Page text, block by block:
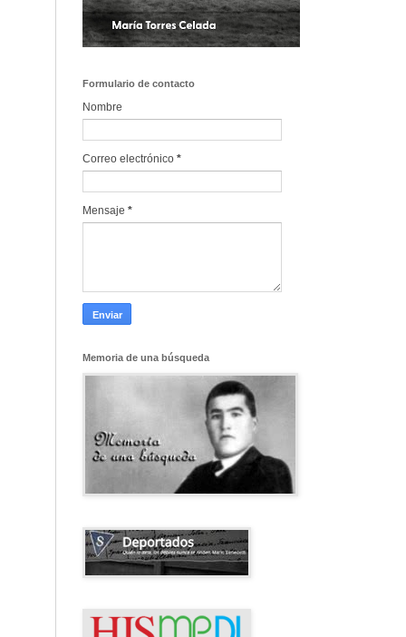
Formulario de contacto
Nombre
Correo electrónico *
Mensaje *
Memoria de una búsqueda